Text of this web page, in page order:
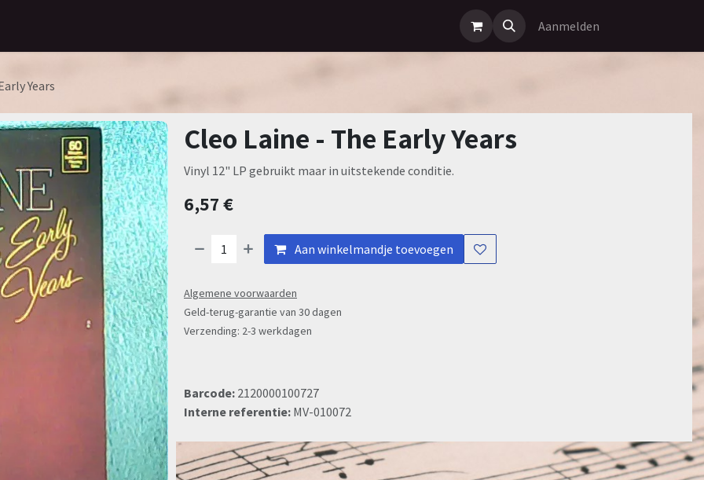
Aanmelden
Years
Cleo Laine - The Early Years
Vinyl 12" LP gebruikt maar in uitstekende conditie.
6,57€
Aan winkelmandje toevoegen
Algemene voorwaarden
Geld-terug-garantie van 30 dagen
Verzending: 2-3 werkdagen
Barcode: 2120000100727
Interne referentie: MV-010072